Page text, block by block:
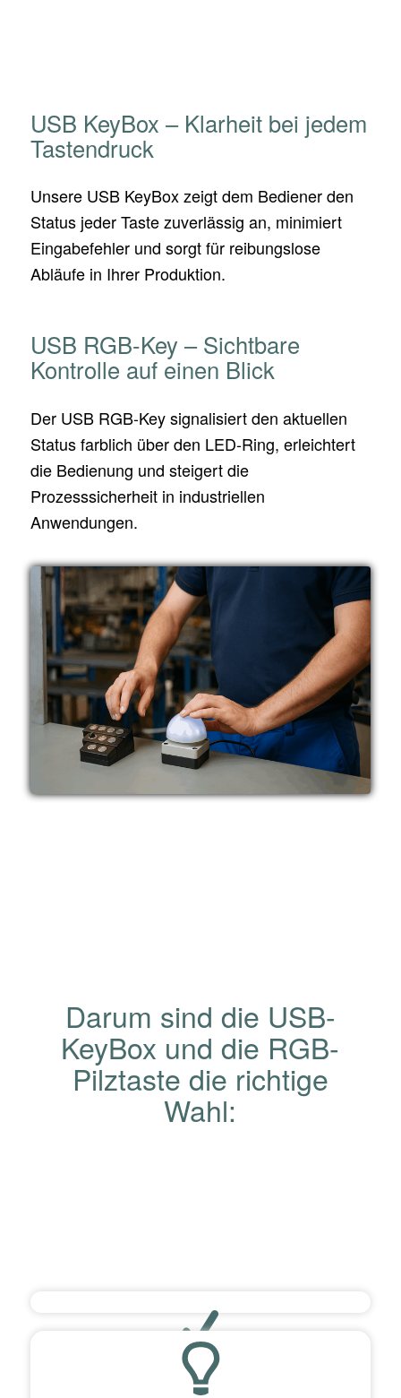
USB KeyBox – Klarheit bei jedem
Tastendruck
Unsere USB KeyBox zeigt dem Bediener den
Status jeder Taste zuverlässig an, minimiert
Eingabefehler und sorgt für reibungslose
Abläufe in Ihrer Produktion.
USB RGB-Key – Sichtbare
Kontrolle auf einen Blick
Der USB RGB-Key signalisiert den aktuellen
Status farblich über den LED-Ring, erleichtert
die Bedienung und steigert die
Prozesssicherheit in industriellen
Anwendungen.
Darum sind die USB-
KeyBox und die RGB-
Pilztaste die richtige
Wahl:
Zuverlässige Eingaben